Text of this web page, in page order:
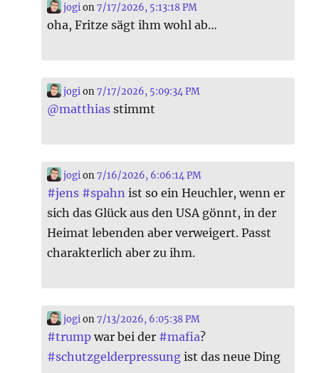
jogi on7/17/2026, 5:13:18 PM
oha, Fritze sägt ihm wohl ab…
jogi on7/17/2026, 5:09:34 PM
@matthias stimmt
jogi on7/16/2026, 6:06:14 PM
#jens #spahn ist so ein Heuchler, wenn er
sich das Glück aus den USA gönnt, in der
Heimat lebenden aber verweigert. Passt
charakterlich aber zu ihm.
jogi on7/13/2026, 6:05:38 PM
#trump war bei der #mafia?
#schutzgelderpressung ist das neue Ding